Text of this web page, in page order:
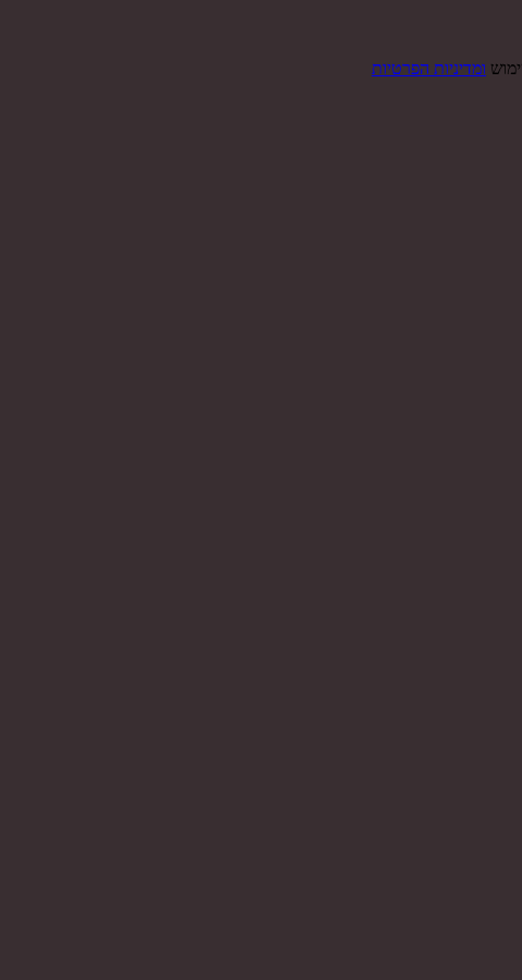
ומדיניות הפרטיות